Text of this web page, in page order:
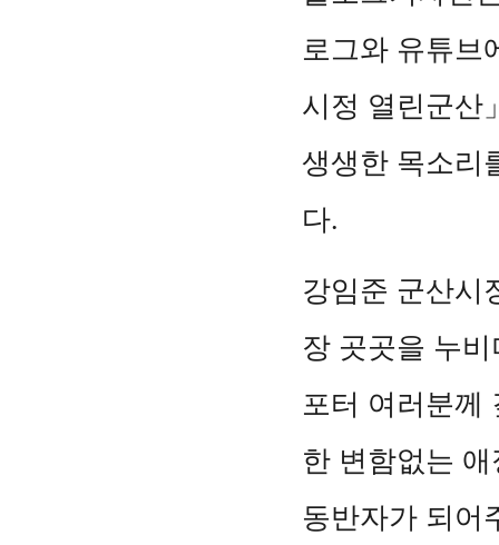
로그와 유튜브
시정 열린군산
생생한 목소리
다.
강임준 군산시
장 곳곳을 누
포터 여러분께
한 변함없는
동반자가 되어